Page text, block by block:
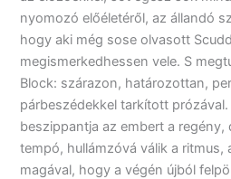
nyomozó előéletéről, az állandó
hogy aki még sose olvasott
megismerkedhessen vele. S
Block: szárazon, határozottan,
párbeszédekkel tarkított
beszippantja az embert a regény,
tempó, hullámzóvá válik a ritmus,
magával, hogy a végén újból